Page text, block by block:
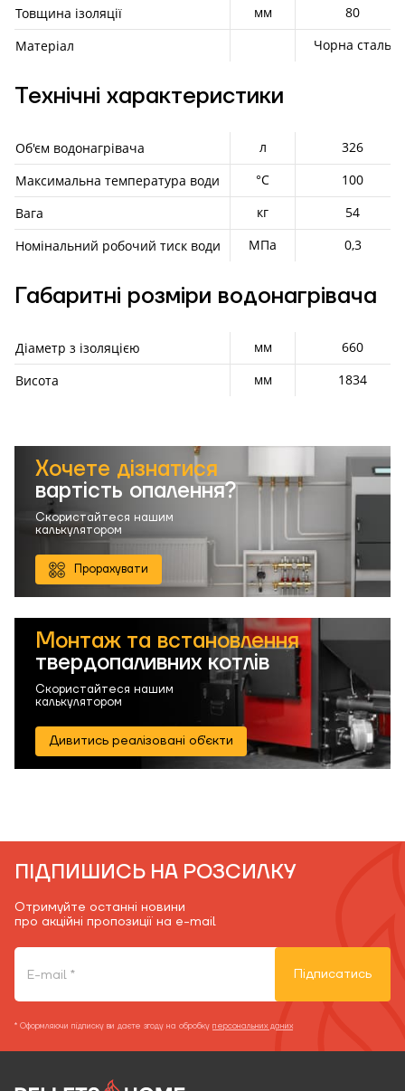
Товщина ізоляції
мм
80
Матеріал
Чорна сталь
Технічні характеристики
Об'єм водонагрівача л
326
Максимальна температура води
°С
100
Вага
кг
54
Номінальний робочий тиск води
МПа 0,3
Габаритні розміри водонагрівача
Діаметр з ізоляцією мм
660
Висота
мм 1834
Хочете дізнатися
вартість опалення?
Скористайтеся нашим
калькулятором
Прорахувати
Монтаж та встановлення
твердопаливних котлів
Скористайтеся нашим
калькулятором
Дивитись реалізовані об'єкти
ПІДПИШИСЬ НА РОЗСИЛКУ
Отримуйте останні новини
про акційні пропозиції на e-mail
Підписатись
* Оформляючи підписку ви даєте згоду на обробку персональних даних